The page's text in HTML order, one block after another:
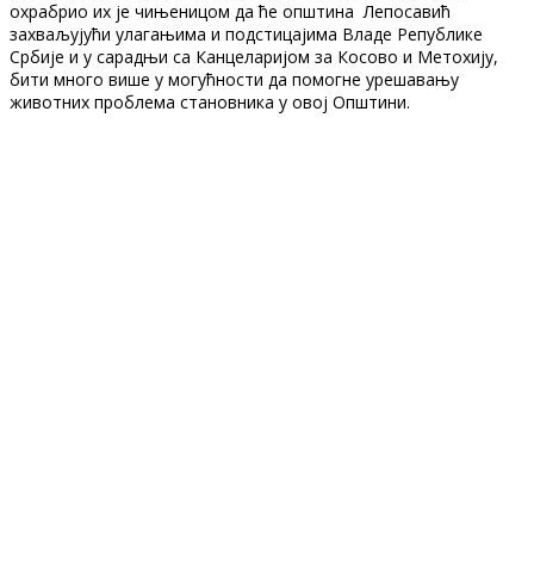
охрабрио их је чињеницом да ће општина Лепосавић
захваљујући улагањима и подстицајима Владе Републике
Србије и у сарадњи са Канцеларијом за Косово и Метохију,
бити много више у могућности да помогне урешавању
животних проблема становника у овој Општини.